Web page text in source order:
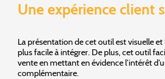
Une expérience client
La présentation de cet outil est visuelle
plus facile à intégrer. De plus, cet outil
vente en mettant en évidence l’intérêt
complémentaire.